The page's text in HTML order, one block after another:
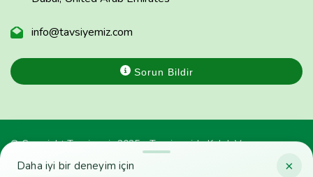
×
Daha iyi bir deneyim için
info@tavsiyemiz.com
Sorun Bildir
© Copyright Tavsiyemiz 2025 - Tavsiyemiz'e Kulak Ver